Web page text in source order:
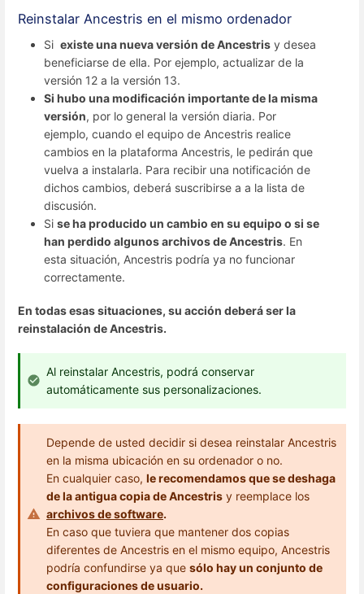
Reinstalar Ancestris en el mismo ordenador
Si existe una nueva versión de Ancestris y desea
beneficiarse de ella. Por ejemplo, actualizar de la
versión 12 a la versión 13.
Si hubo una modificación importante de la misma
versión, por lo general la versión diaria. Por
ejemplo, cuando el equipo de Ancestris realice
cambios en la plataforma Ancestris, le pedirán que
vuelva a instalarla. Para recibir una notificación de
dichos cambios, deberá suscribirse a a la lista de
discusión.
Si se ha producido un cambio en su equipo o si se
han perdido algunos archivos de Ancestris. En
esta situación, Ancestris podría ya no funcionar
correctamente.
En todas esas situaciones, su acción deberá ser la
reinstalación de Ancestris.
Al reinstalar Ancestris, podrá conservar
automáticamente sus personalizaciones.
Depende de usted decidir si desea reinstalar Ancestris
en la misma ubicación en su ordenador o no.
En cualquier caso, le recomendamos que se deshaga
de la antigua copia de Ancestris y reemplace los
archivos de software.
En caso que tuviera que mantener dos copias
diferentes de Ancestris en el mismo equipo, Ancestris
podría confundirse ya que sólo hay un conjunto de
configuraciones de usuario.